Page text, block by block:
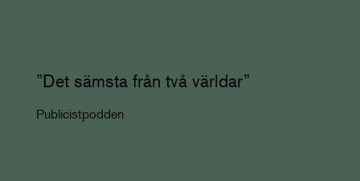
”Det sämsta från två världar”
Publicistpodden